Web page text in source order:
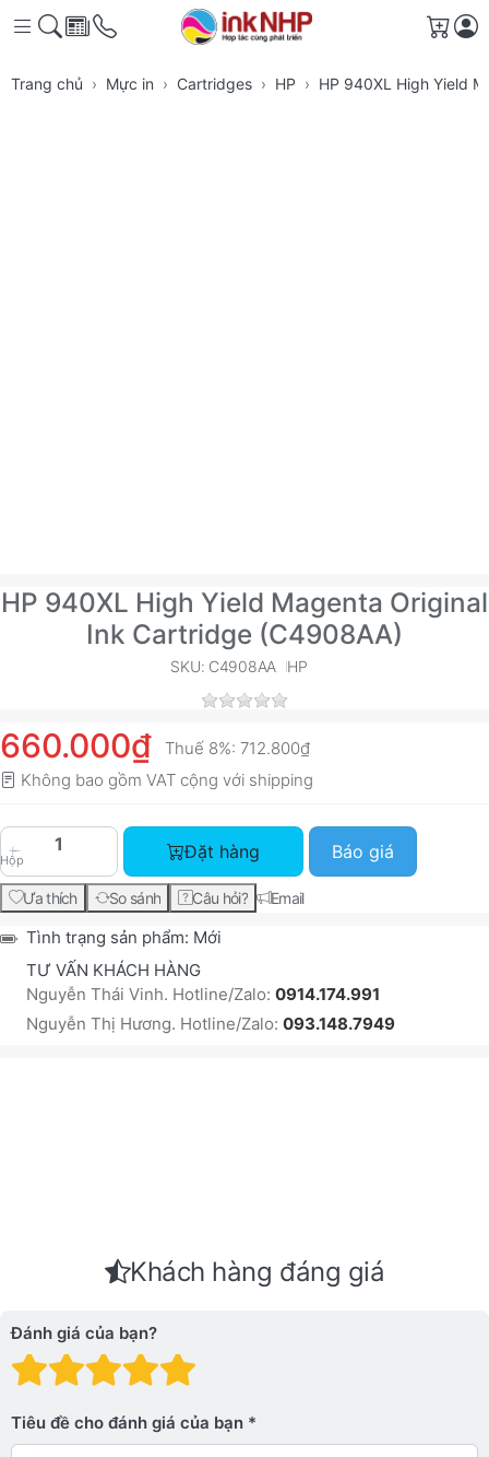
Giỏ
Trang chủ Mực in Cartridges HP HP 940XL High Yield
HP 940XL High Yield Magenta Original
Ink Cartridge (C4908AA)
SKU: C4908AA HP
660.000₫ Thuế 8%: 712.800₫
Không bao gồm VAT cộng với shipping
Hộp
HP 940XL High Yield Magenta Original Ink
Đặt hàng Báo giá
Ưa thích So sánh Câu hỏi? Email
Tình trạng sản phẩm: Mới
TƯ VẤN KHÁCH HÀNG
Nguyễn Thái Vinh. Hotline/Zalo: 0914.174.991
Nguyễn Thị Hương. Hotline/Zalo: 093.148.7949
Khách hàng đáng giá
Đánh giá của bạn?
Đánh giá: 4 trên 5
Đánh giá: 3 trên 5 sao.
Đánh giá: 2 trên 5 sao.
Đánh giá: 1 trên 5 sao. Xấu
Tiêu đề cho đánh giá của bạn